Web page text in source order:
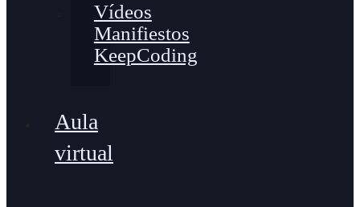
Vídeos
Manifiestos
KeepCoding
Aula
virtual